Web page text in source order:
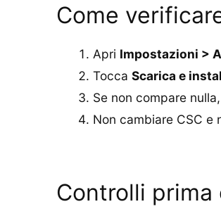
Come
Apri Impostazioni >
Tocca Scarica e
Se non compare
Non cambiare CSC e
Controlli prima